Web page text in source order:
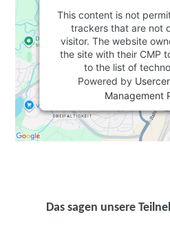
This content is not
trackers that are not
visitor. The website
the site with their CMP
to the list of
Powered by
Management
Das sagen unsere